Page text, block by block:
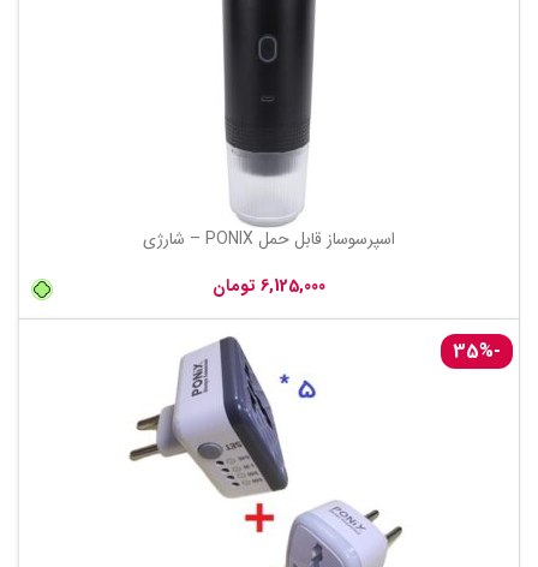
اسپرسوساز قابل حمل PONIX – شارژی
تومان
-35%